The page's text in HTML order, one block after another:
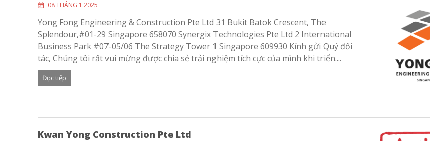
08 THÁNG 1 2025
Yong Fong Engineering & Construction Pte Ltd 31 Bukit Batok Crescent, The
Splendour,#01-29 Singapore 658070 Synergix Technologies Pte Ltd 2 International
Business Park #07-05/06 The Strategy Tower 1 Singapore 609930 Kính gửi Quý đối
tác, Chúng tôi rất vui mừng được chia sẻ trải nghiệm tích cực của mình khi triển....
Đọc tiếp
Kwan Yong Construction Pte Ltd